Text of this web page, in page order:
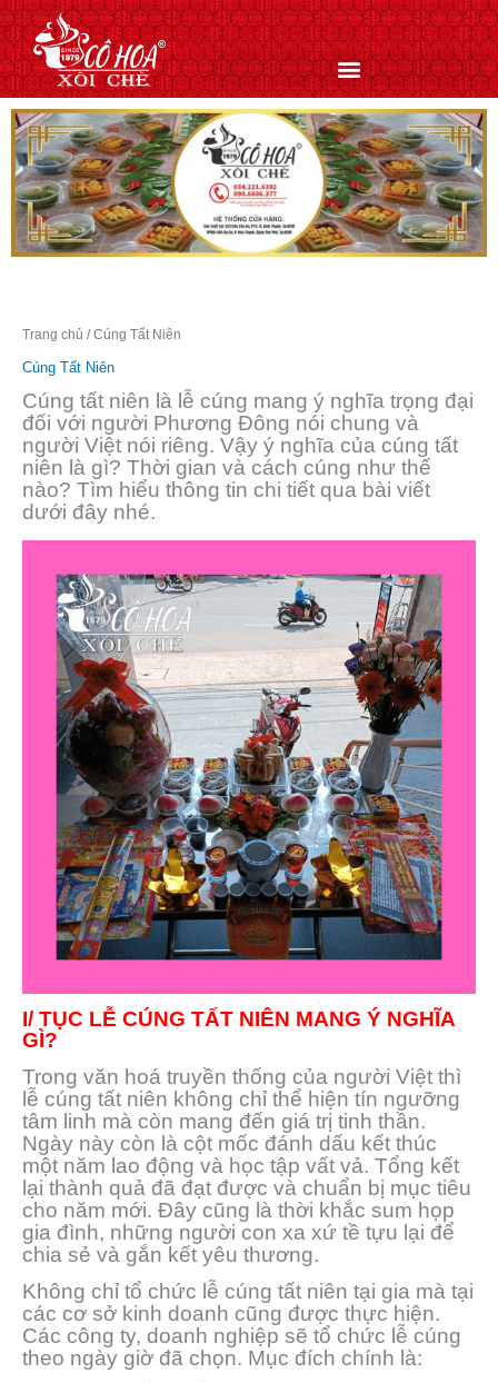
Nhảy
tới
nội
dung
Trang chủ / Cúng Tất Niên
Cúng Tất Niên
Cúng tất niên là lễ cúng mang ý nghĩa trọng đại
đối với người Phương Đông nói chung và
người Việt nói riêng. Vậy ý nghĩa của cúng tất
niên là gì? Thời gian và cách cúng như thế
nào? Tìm hiểu thông tin chi tiết qua bài viết
dưới đây nhé.
I/ TỤC LỄ CÚNG TẤT NIÊN MANG Ý NGHĨA
GÌ?
Trong văn hoá truyền thống của người Việt thì
lễ cúng tất niên không chỉ thể hiện tín ngưỡng
tâm linh mà còn mang đến giá trị tinh thần.
Ngày này còn là cột mốc đánh dấu kết thúc
một năm lao động và học tập vất vả. Tổng kết
lại thành quả đã đạt được và chuẩn bị mục tiêu
cho năm mới. Đây cũng là thời khắc sum họp
gia đình, những người con xa xứ tề tựu lại để
chia sẻ và gắn kết yêu thương.
Không chỉ tổ chức lễ cúng tất niên tại gia mà tại
các cơ sở kinh doanh cũng được thực hiện.
Các công ty, doanh nghiệp sẽ tổ chức lễ cúng
theo ngày giờ đã chọn. Mục đích chính là: